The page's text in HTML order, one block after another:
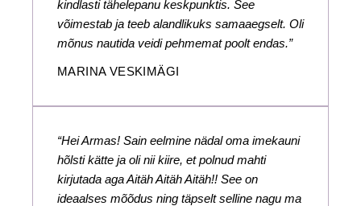
kindlasti tähelepanu keskpunktis. See
võimestab ja teeb alandlikuks samaaegselt. Oli
mõnus nautida veidi pehmemat poolt endas.”
MARINA VESKIMÄGI
“Hei Armas! Sain eelmine nädal oma imekauni
hõlsti kätte ja oli nii kiire, et polnud mahti
kirjutada aga Aitäh Aitäh Aitäh!! See on
ideaalses mõõdus ning täpselt selline nagu ma